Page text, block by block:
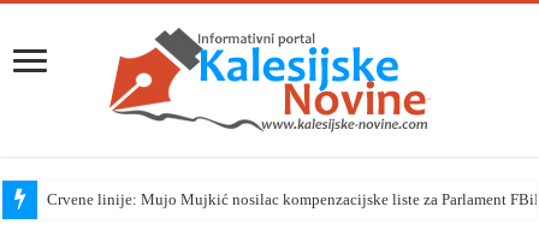
Crvene linije: Mujo Mujkić nosilac kompenzacijske liste za Parlament